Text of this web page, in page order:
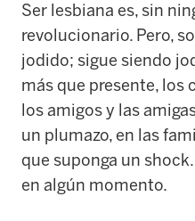
Ser lesbiana es, sin
revolucionario. Pero,
jodido; sigue siendo
más que presente, los
los amigos y las
un plumazo, en las
que suponga un
en algún momento.